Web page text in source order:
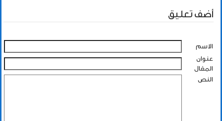
أضف تعليق
الاسم
عنوان
المقال
النص